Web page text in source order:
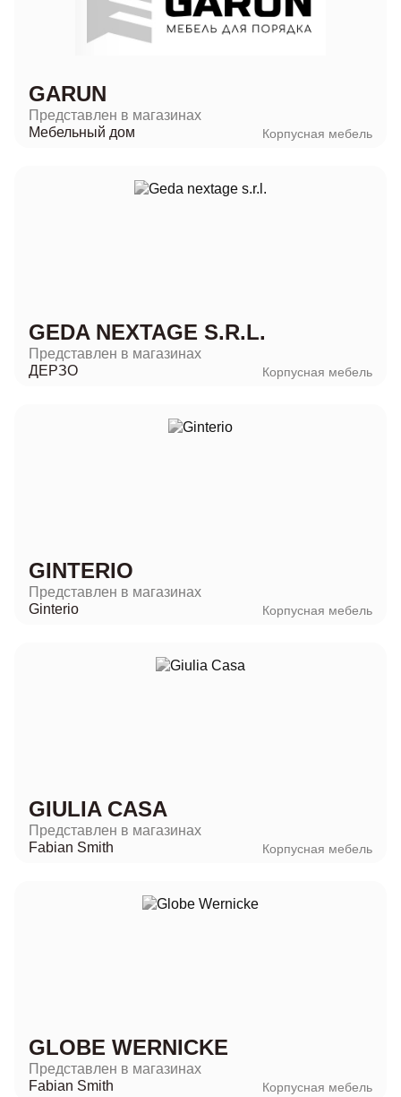
GARUN
Представлен в магазинах
Мебельный дом
Корпусная мебель
GEDA NEXTAGE S.R.L.
Представлен в магазинах
ДЕРЗО
Корпусная мебель
GINTERIO
Представлен в магазинах
Ginterio
Корпусная мебель
GIULIA CASA
Представлен в магазинах
Fabian Smith
Корпусная мебель
GLOBE WERNICKE
Представлен в магазинах
Fabian Smith
Корпусная мебель